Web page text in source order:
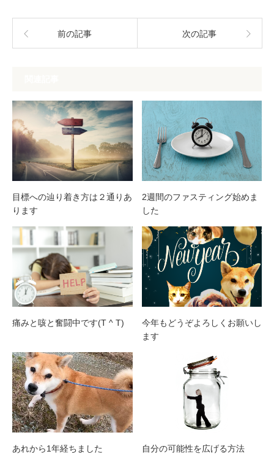
前の記事 次の記事
目標への辿り着き方は２通りあ
ります
2週間のファスティング始めま
した
痛みと咳と奮闘中です(T ^ T)
今年もどうぞよろしくお願いし
ます
あれから1年経ちました 自分の可能性を広げる方法